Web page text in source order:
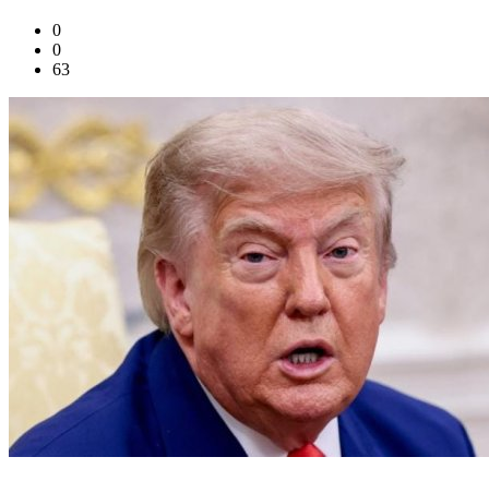
0
0
63